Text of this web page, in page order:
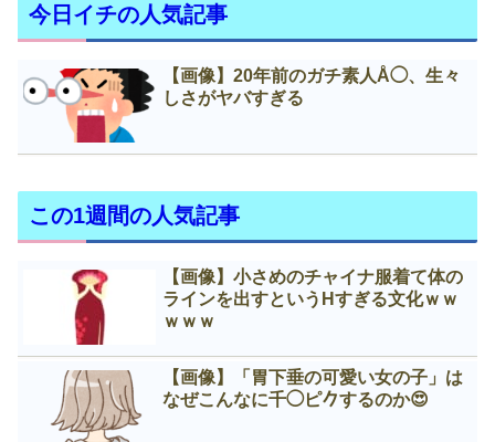
今日イチの人気記事
【画像】20年前のガチ素人Å◯、生々
しさがヤバすぎる
この1週間の人気記事
【画像】小さめのチャイナ服着て体の
ラインを出すというНすぎる文化ｗｗ
ｗｗｗ
【画像】「胃下垂の可愛い女の子」は
なぜこんなに千◯ピ𠂊するのか😍